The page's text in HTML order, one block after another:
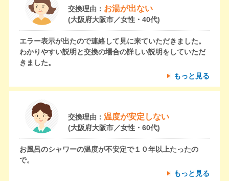
交換理由： お湯が出ない
(大阪府大阪市／女性・40代)
エラー表示が出たので連絡して見に来ていただきました。
わかりやすい説明と交換の場合の詳しい説明をしていただ
きました。
もっと見る
交換理由： 温度が安定しない
(大阪府大阪市／女性・60代)
お風呂のシャワーの温度が不安定で１０年以上たったの
で。
もっと見る